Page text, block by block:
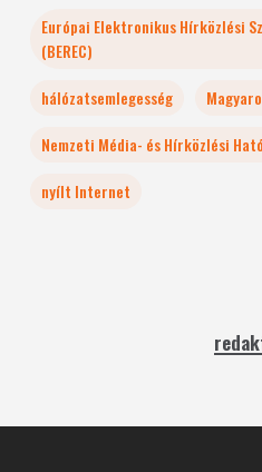
Európai Elektronikus Hírközlési
(BEREC)
hálózatsemlegesség
Nemzeti Média- és Hírközlési
nyílt Internet